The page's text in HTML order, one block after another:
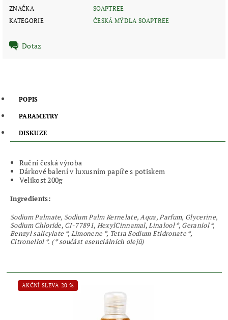
ZNAČKA
SOAPTREE
KATEGORIE
ČESKÁ MÝDLA SOAPTREE
Dotaz
POPIS
PARAMETRY
DISKUZE
Ruční česká výroba
Dárkové balení v luxusním papíře s potiskem
Velikost 200g
Ingredients:
Sodium Palmate, Sodium Palm Kernelate, Aqua, Parfum, Glycerine,
Sodium Chloride, CI-77891, HexylCinnamal, Linalool *, Geraniol *,
Benzyl salicylate *, Limonene *, Tetra Sodium Etidronate *,
Citronellol *. ( * součást esenciálních olejů)
AKČNÍ SLEVA 20 %